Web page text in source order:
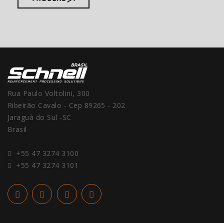
Rua Paulo Voltolini, 300
Ribeirão Cavalo - Cep 89265 - 202
Jaraguà do Sul -SC
Brasil
+55 47 3274 3100
+55 47 3274 3101